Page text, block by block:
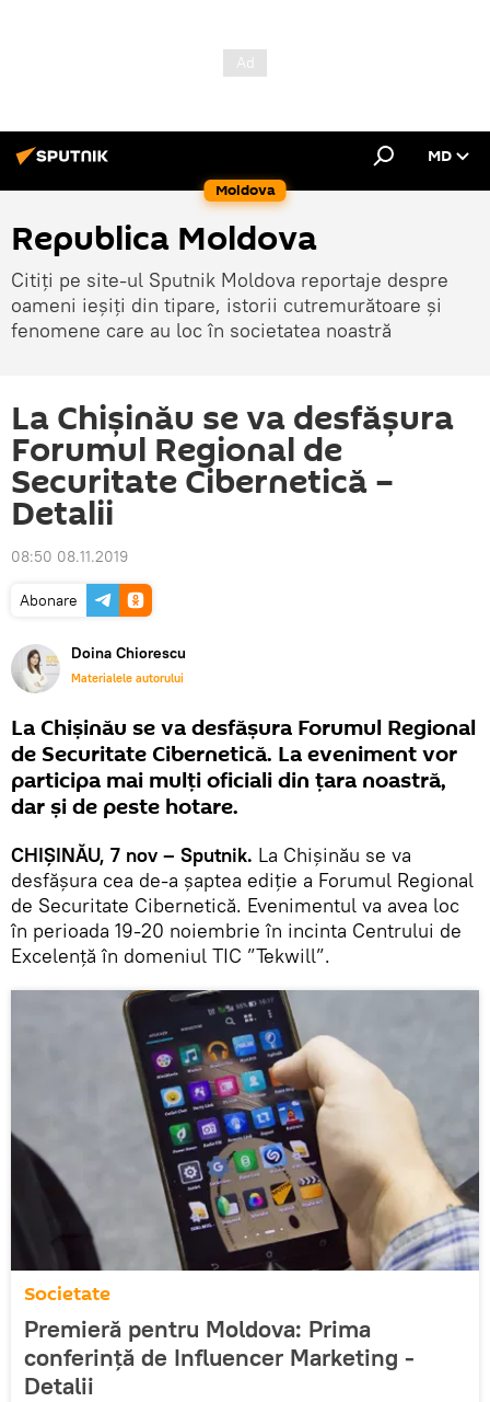
Moldova
MD
Republica Moldova
Citiți pe site-ul Sputnik Moldova reportaje despre
oameni ieșiți din tipare, istorii cutremurătoare și
fenomene care au loc în societatea noastră
La Chișinău se va desfășura
Forumul Regional de
Securitate Cibernetică –
Detalii
08:50 08.11.2019
Abonare
Doina Chiorescu
Materialele autorului
La Chișinău se va desfășura Forumul Regional
de Securitate Cibernetică. La eveniment vor
participa mai mulți oficiali din țara noastră,
dar și de peste hotare.
CHIȘINĂU, 7 nov – Sputnik. La Chișinău se va
desfășura cea de-a șaptea ediție a Forumul Regional
de Securitate Cibernetică. Evenimentul va avea loc
în perioada 19-20 noiembrie în incinta Centrului de
Excelență în domeniul TIC ”Tekwill”.
Societate
Premieră pentru Moldova: Prima
conferință de Influencer Marketing -
Detalii